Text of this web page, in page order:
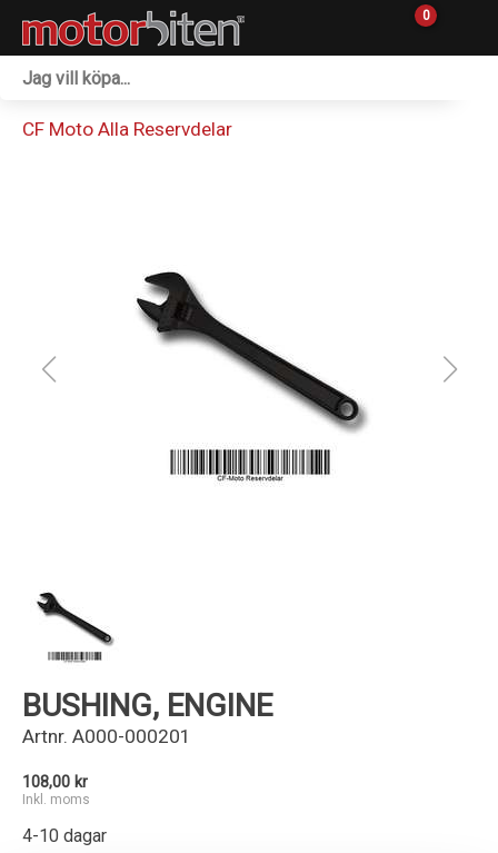
0
Reservdelar
Sprängskisser
CF Moto Alla Reservdelar
BUSHING, ENGINE
Artnr. A000-000201
108,00 kr
Inkl. moms
4-10 dagar